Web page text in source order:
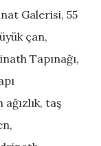
Galerisi, 55
çan,
Tapınağı,
ağızlık, taş